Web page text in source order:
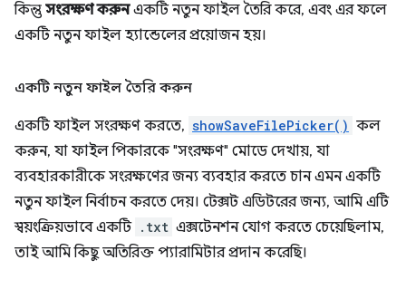
কিন্তু সংরক্ষণ করুনএকটি নতুন ফাইল তৈরি করে, এবং এর ফলে
একটি নতুন ফাইল হ্যান্ডেলের প্রয়োজন হয়।
একটি নতুন ফাইল তৈরি করুন
একটি ফাইল সংরক্ষণ করতে, showSaveFilePicker() কল
করুন, যা ফাইল পিকারকে "সংরক্ষণ" মোডে দেখায়, যা
ব্যবহারকারীকে সংরক্ষণের জন্য ব্যবহার করতে চান এমন একটি
নতুন ফাইল নির্বাচন করতে দেয়। টেক্সট এডিটরের জন্য, আমি এটি
স্বয়ংক্রিয়ভাবে একটি .txt এক্সটেনশন যোগ করতে চেয়েছিলাম,
তাই আমি কিছু অতিরিক্ত প্যারামিটার প্রদান করেছি।